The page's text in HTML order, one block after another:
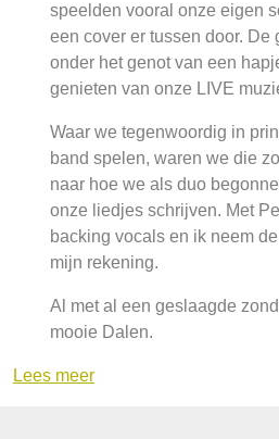
speelden vooral onze eigen
een cover er tussen door. De
onder het genot van een
genieten van onze LIVE
Waar we tegenwoordig in
band spelen, waren we die
naar hoe we als duo
onze liedjes schrijven. Met
backing vocals en ik neem
mijn rekening.
Al met al een geslaagde
mooie Dalen.
Lees meer